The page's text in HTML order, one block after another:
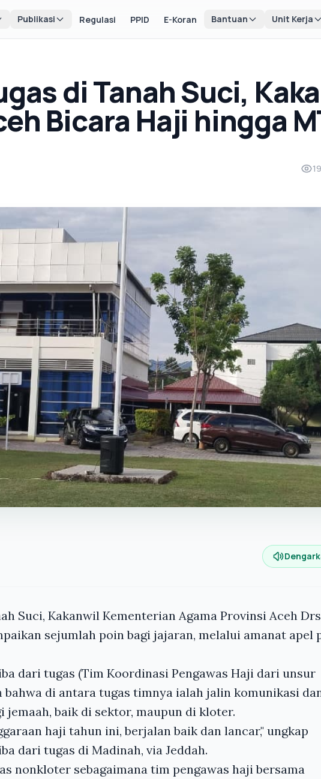
Publikasi Regulasi PPID E-Koran Bantuan Unit Kerja
di Tanah Suci,
Bicara Haji hingga
Suci, Kakanwil Kementerian Agama Provinsi Aceh
sejumlah poin bagi jajaran, melalui amanat apel
dari tugas (Tim Koordinasi Pengawas Haji dari unsur
bahwa di antara tugas timnya ialah jalin komunikasi
jemaah, baik di sektor, maupun di kloter.
haji tahun ini, berjalan baik dan lancar," ungkap
dari tugas di Madinah, via Jeddah.
nonkloter sebagaimana tim pengawas haji bersama